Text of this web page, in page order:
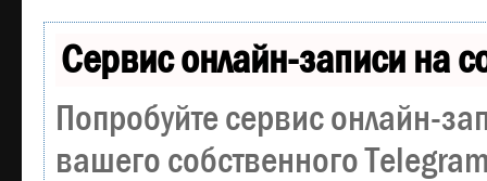
Сервис онлайн-записи на
Попробуйте сервис онлайн-
вашего собственного